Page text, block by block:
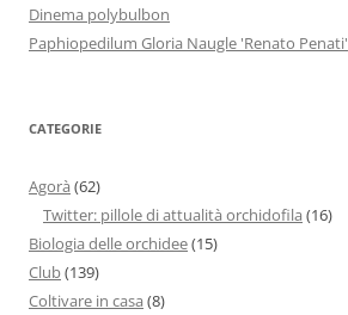
Dinema polybulbon
Paphiopedilum Gloria Naugle 'Renato Penati'
CATEGORIE
Agorà (62)
Twitter: pillole di attualità orchidofila (16)
Biologia delle orchidee(15)
Club(139)
Coltivare in casa (8)